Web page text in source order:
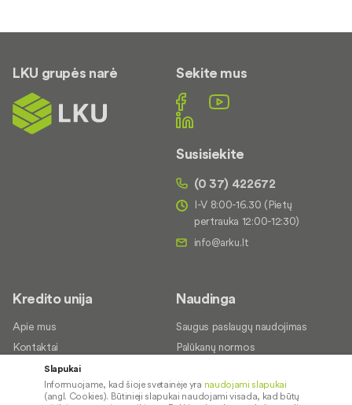
LKU grupės narė Sekite mus
Susisiekite
(0 37) 422672
I-V 8:00-16.30 (Pietų
pertrauka 12:00-12:30)
Kredito unija
Apie mus
Kontaktai
Karjera
Socialinė atsakomybė
Naudinga
Saugus paslaugų naudojimas
Palūkanų normos
įkainiai
Slapukai
Informuojame, kad šioje svetainėje yra naudojami slapukai
(angl. Cookies). Būtinieji slapukai naudojami visada, kad būtų